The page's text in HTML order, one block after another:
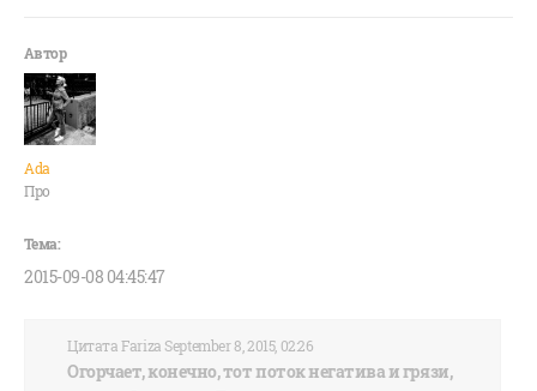
Ada
Про
2015-09-08 04:45:47
Цитата Fariza September 8, 2015, 02:26
Огорчает, конечно, тот поток негатива и грязи,